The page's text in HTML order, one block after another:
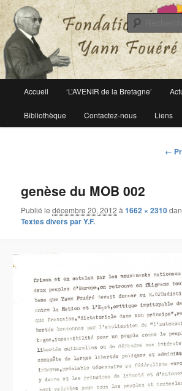
Fondation Yann
Le site officiel de la fondation Yann Fouéré
principal
Aller
au
Accueil ‘L’AVENIR de la Bretagne’
Bibliothèque Contactez-nous Liens
←
genèse du MOB 002
Publié ledécembre 20, 2012 à1662 × 2310
Textes divers par Y.F.